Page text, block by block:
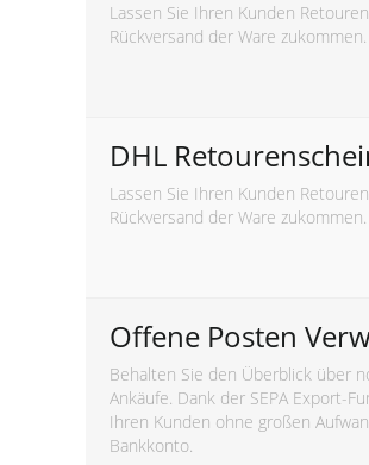
Lassen Sie Ihren Kunden
Rückversand der Ware zukommen.
DHL
Lassen Sie Ihren Kunden
Rückversand der Ware zukommen.
Offene Posten
Behalten Sie den Überblick über
Ankäufe. Dank der SEPA Export-
Ihren Kunden ohne großen
Bankkonto.